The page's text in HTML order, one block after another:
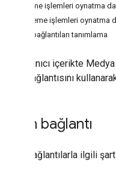
İzleme işlemleri oynatma
Dinleme işlemleri oynatma
Derin bağlantıları tanımlama
Bir kullanıcı içerikte
derin bağlantısını
Derin bağlantı
Derin bağlantılarla ilgili